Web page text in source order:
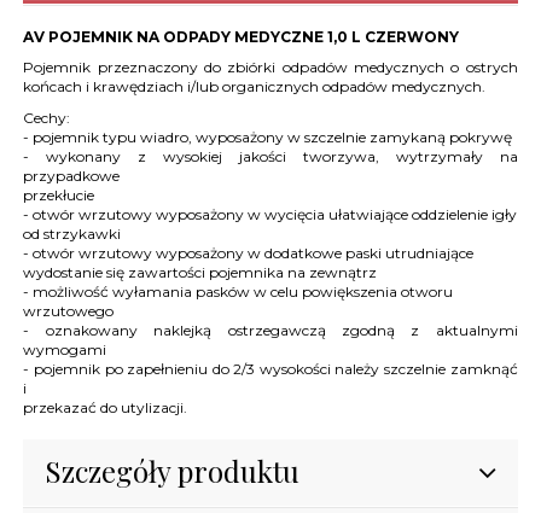
AV POJEMNIK NA ODPADY MEDYCZNE 1,0 L CZERWONY
Pojemnik przeznaczony do zbiórki odpadów medycznych o ostrych
końcach i krawędziach i/lub organicznych odpadów medycznych.
Cechy:
- pojemnik typu wiadro, wyposażony w szczelnie zamykaną pokrywę
- wykonany z wysokiej jakości tworzywa, wytrzymały na
przypadkowe
przekłucie
- otwór wrzutowy wyposażony w wycięcia ułatwiające oddzielenie igły
od strzykawki
- otwór wrzutowy wyposażony w dodatkowe paski utrudniające
wydostanie się zawartości pojemnika na zewnątrz
- możliwość wyłamania pasków w celu powiększenia otworu
wrzutowego
- oznakowany naklejką ostrzegawczą zgodną z aktualnymi
wymogami
- pojemnik po zapełnieniu do 2/3 wysokości należy szczelnie zamknąć
i
przekazać do utylizacji.
Szczegóły produktu